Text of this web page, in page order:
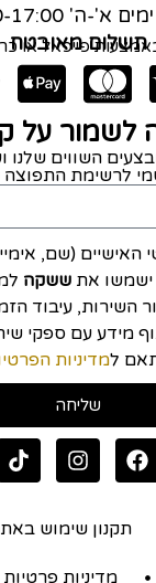
ה' 10:00-17:00
תשלום מאובטח
פייפאל או
לשמור על
השווים שלנו
לרשימת התפוצה
האישיים (שם,
ישמשו את ששקה
השירות, עיבוד
מידע עם ספקי
מדיניות
שליחה
תקנון שימוש
מדיניות פרטיות